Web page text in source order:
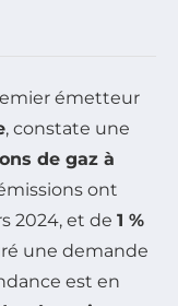
émetteur
, constate une
de gaz à
ont
2024, et de 1 %
une demande
est en